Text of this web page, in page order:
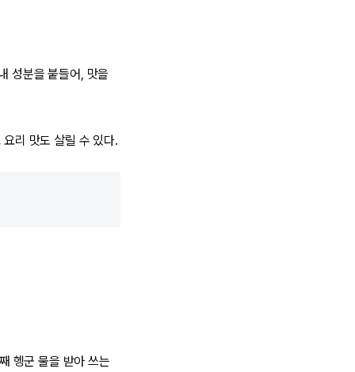
성분을 붙들어, 맛을
리 맛도 살릴 수 있다.
헹군 물을 받아 쓰는